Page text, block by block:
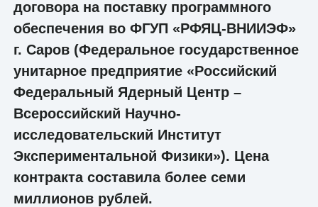
договора на поставку программного
обеспечения во ФГУП «РФЯЦ-ВНИИЭФ»
г. Саров (Федеральное государственное
унитарное предприятие «Российский
Федеральный Ядерный Центр –
Всероссийский Научно-
исследовательский Институт
Экспериментальной Физики»). Цена
контракта составила более семи
миллионов рублей.